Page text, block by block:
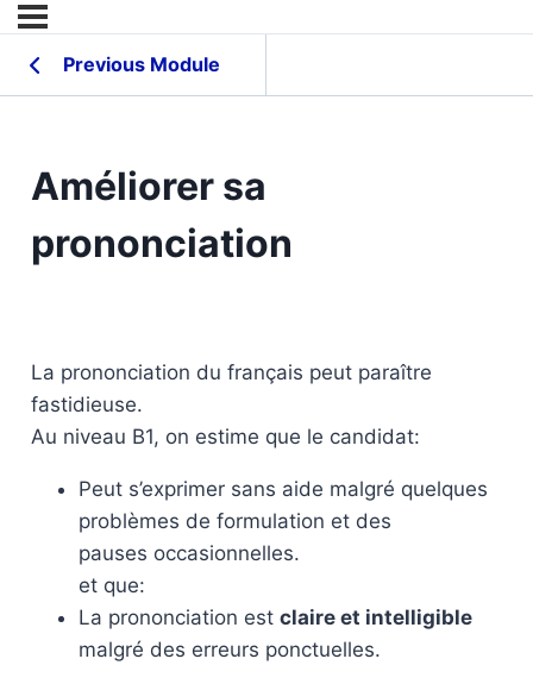
Previous Module
Améliorer sa
prononciation
La prononciation du français peut paraître
fastidieuse.
Au niveau B1, on estime que le candidat:
Peut s’exprimer sans aide malgré quelques
problèmes de formulation et des
pauses occasionnelles.
et que:
La prononciation est claire et intelligible
malgré des erreurs ponctuelles.